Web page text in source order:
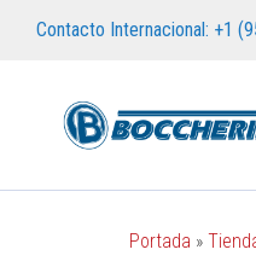
Contacto Internacional: +1
Portada »